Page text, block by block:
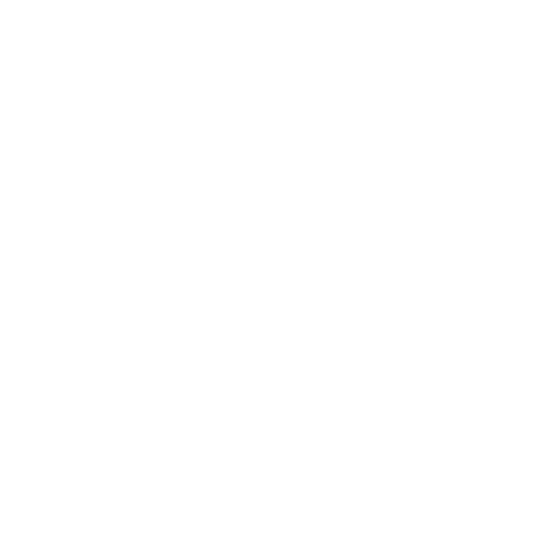
Turnerinnen bei der Kreismeisterschaft 2018 im Geräteturnen